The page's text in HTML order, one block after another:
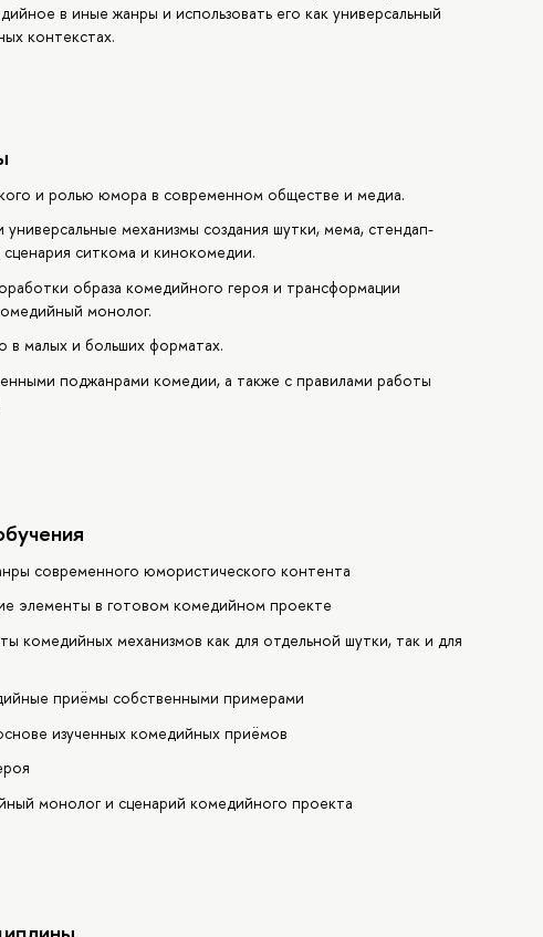
в иные жанры и использовать его как универсальный
контекстах.
и ролью юмора в современном обществе и медиа.
механизмы создания шутки, мема, стендап-
ситкома и кинокомедии.
образа комедийного героя и трансформации
монолог.
в малых и больших форматах.
поджанрами комедии, а также с правилами работы
современного юмористического контента
элементы в готовом комедийном проекте
комедийных механизмов как для отдельной шутки, так и для
приёмы собственными примерами
изученных комедийных приёмов
монолог и сценарий комедийного проекта